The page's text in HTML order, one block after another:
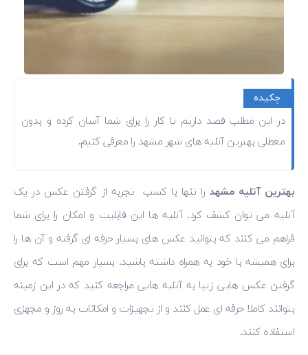
چکیده
در این مطلب قصد داریم تا کار را برای شما آسان کرده و بدون
معطلی بهترین آتلیه های شهر مشهد را معرفی کنیم.
بهترین آتلیه مشهد را تنها با کسب تجربه از گرفتن عکس در یک
آتلیه می توان کشف کرد. آتلیه ها این قابلیت و امکان را برای شما
فراهم می کنند که بتوانید عکس های بسیار حرفه ای گرفته و آن ها را
برای همیشه با خود به همراه داشته باشید. بسیار مهم است که برای
گرفتن عکس هایی زیبا به آتلیه هایی مراجعه کنید که در این زمینه
بتوانند کاملا حرفه ای عمل کنند و از تجهیزات و امکانات به روز و مجهزی
استفاده کنند.